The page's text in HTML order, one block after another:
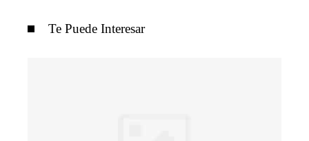
Te Puede Interesar